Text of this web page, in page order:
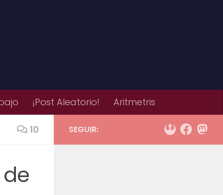
¡Post Aleatorio! Aritmetris
10 SEGUIR: